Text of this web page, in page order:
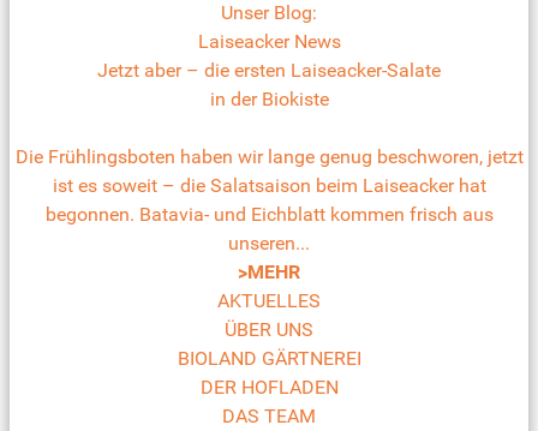
Unser Blog:
Laiseacker News
Jetzt aber – die ersten Laiseacker-Salate
in der Biokiste
Die Frühlingsboten haben wir lange genug beschworen, jetzt
ist es soweit – die Salatsaison beim Laiseacker hat
begonnen. Batavia- und Eichblatt kommen frisch aus
unseren...
>MEHR
AKTUELLES
ÜBER UNS
BIOLAND GÄRTNEREI
DER HOFLADEN
DAS TEAM